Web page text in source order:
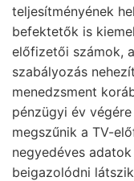
teljesítményének
befektetők is
előfizetői számok,
szabályozás
menedzsment
pénzügyi év
megszűnik a TV-
negyedéves
beigazolódni